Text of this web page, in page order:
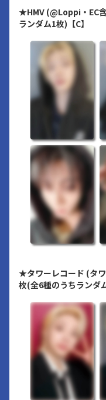
★HMV (@Loppi・EC
ランダム1枚)【C】
★タワーレコード (タ
枚(全6種のうちランダ